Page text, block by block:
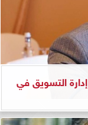
التسويق في